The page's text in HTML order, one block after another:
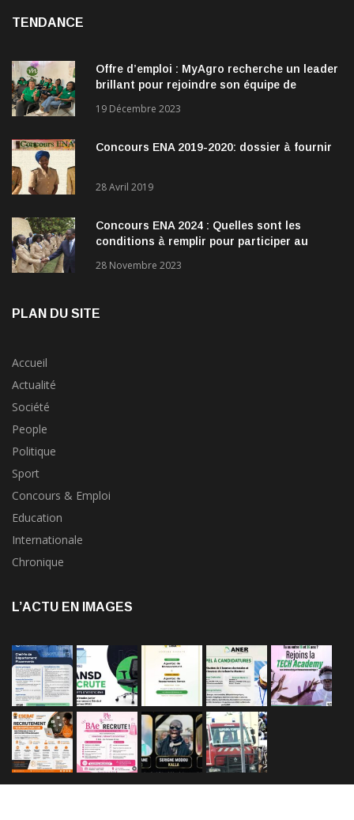
TENDANCE
Offre d’emploi : MyAgro recherche un leader
brillant pour rejoindre son équipe de
19 Décembre 2023
Concours ENA 2019-2020: dossier à fournir
28 Avril 2019
Concours ENA 2024 : Quelles sont les
conditions à remplir pour participer au
28 Novembre 2023
PLAN DU SITE
Accueil
Actualité
Société
People
Politique
Sport
Concours & Emploi
Education
Internationale
Chronique
L’ACTU EN IMAGES